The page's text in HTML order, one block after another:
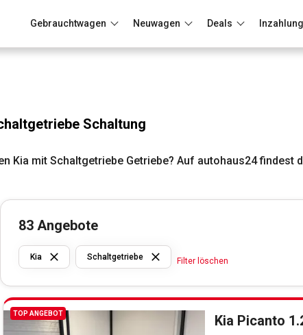
Gebrauchtwagen Neuwagen Deals
Schaltung
Kia mit Schaltgetriebe Getriebe? Auf autohaus24 findest
83 Angebote
Filter löschen
Kia Schaltgetriebe Filter löschen
TOP ANGEBOT Kia Picanto 1.2